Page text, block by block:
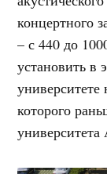
концертного
– с 440 до
установить в
университете
которого